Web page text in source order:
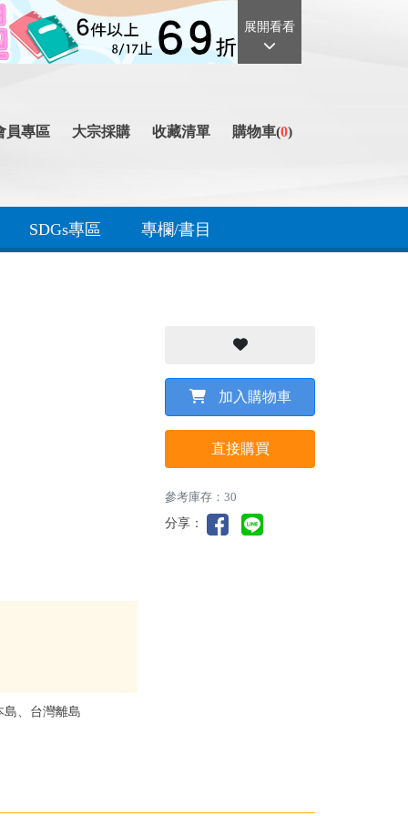
展開看看
員專區 大宗採購 收藏清單 購物車(0)
SDGs專區 專欄/書目
島、台灣離島
加入購物車
直接購買
參考庫存：30
分享：